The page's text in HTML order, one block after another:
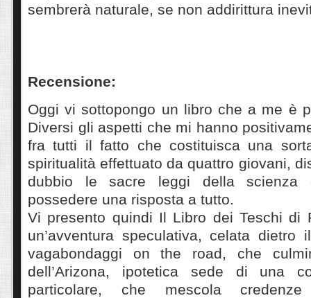
sembrerà naturale, se non addirittura
Recensione:
Oggi vi sottopongo un libro che a me è
Diversi gli aspetti che mi hanno
fra tutti il fatto che costituisca una
spiritualità effettuato da quattro giovani,
dubbio le sacre leggi della scienza
possedere una risposta a tutto.
Vi presento quindi Il Libro dei Teschi di
un’avventura speculativa, celata dietro
vagabondaggi on the road, che
dell’Arizona, ipotetica sede di una
particolare, che mescola